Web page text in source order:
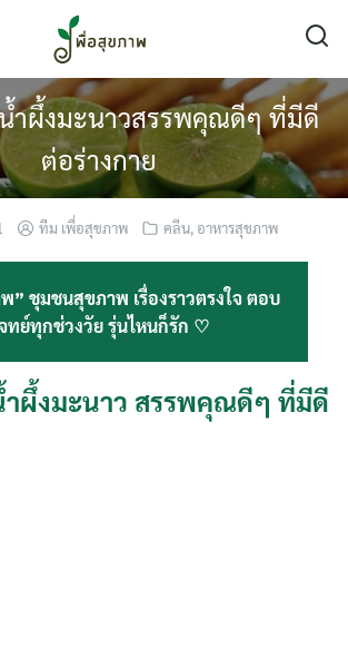
ำผึ้งมะนาวสรรพคุณดีๆ ที่มีดี
ต่อร่างกาย
ทีม เพื่อสุขภาพ คลีน, อาหารสุขภาพ
” ชุมชนสุขภาพ เรื่องราวตรงใจ ตอบ
ทย์ทุกช่วงวัย รุ่นไหนก็รัก ♡
ำผึ้งมะนาว สรรพคุณดีๆ ที่มีดี